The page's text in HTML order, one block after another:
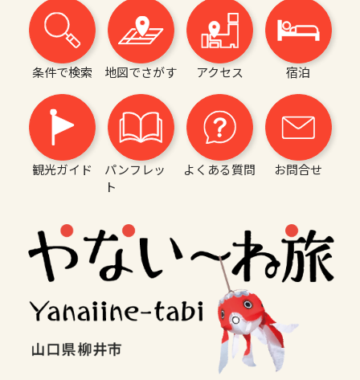
条件で検索 地図でさがす アクセス 宿泊
観光ガイド
パンフレッ
ト
よくある質問 お問合せ